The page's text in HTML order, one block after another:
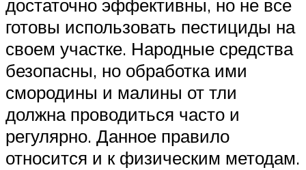
достаточно эффективны, но не все
готовы использовать пестициды на
своем участке. Народные средства
безопасны, но обработка ими
смородины и малины от тли
должна проводиться часто и
регулярно. Данное правило
относится и к физическим методам.